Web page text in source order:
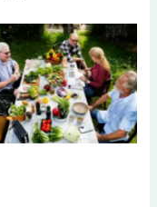
repas entre amis